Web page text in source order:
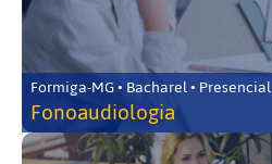
Formiga-MG • Bacharel • Presencial
Fonoaudiologia